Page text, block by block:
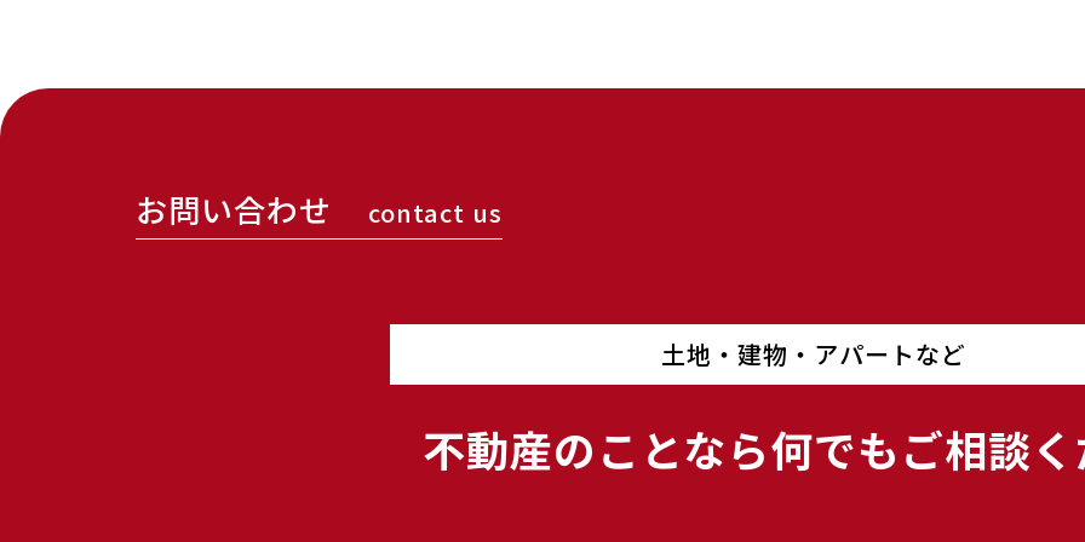
お問い合わせ contact us
土地・建物・アパートなど
不動産のことなら何でもご相談